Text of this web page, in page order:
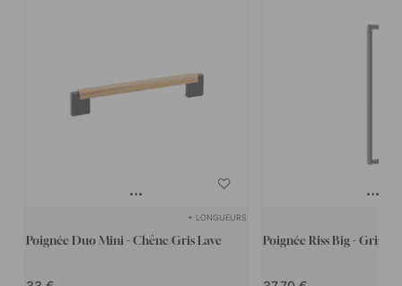
+ LONGUEURS
Poignée Duo Mini - Chêne/Gris Lave Poignée Riss Big - Gris